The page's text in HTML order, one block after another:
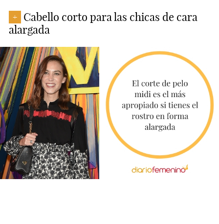
+
Cabello corto para las chicas de cara
alargada